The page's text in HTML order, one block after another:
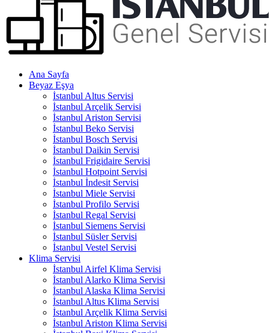
Ana Sayfa
Beyaz Eşya
İstanbul Altus Servisi
İstanbul Arçelik Servisi
İstanbul Ariston Servisi
İstanbul Beko Servisi
İstanbul Bosch Servisi
İstanbul Daikin Servisi
İstanbul Frigidaire Servisi
İstanbul Hotpoint Servisi
İstanbul İndesit Servisi
İstanbul Miele Servisi
İstanbul Profilo Servisi
İstanbul Regal Servisi
İstanbul Siemens Servisi
İstanbul Süsler Servisi
İstanbul Vestel Servisi
Klima Servisi
İstanbul Airfel Klima Servisi
İstanbul Alarko Klima Servisi
İstanbul Alaska Klima Servisi
İstanbul Altus Klima Servisi
İstanbul Arçelik Klima Servisi
İstanbul Ariston Klima Servisi